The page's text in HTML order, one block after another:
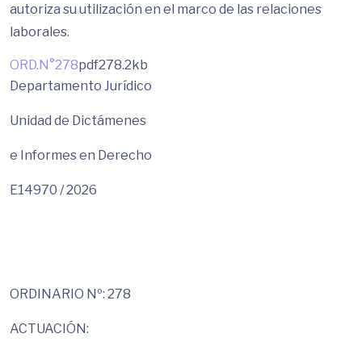
autoriza su utilización en el marco de las relaciones
laborales.
ORD.N°278pdf278.2kb
Departamento Jurídico
Unidad de Dictámenes
e Informes en Derecho
E14970 / 2026
ORDINARIO Nº: 278
ACTUACIÓN: